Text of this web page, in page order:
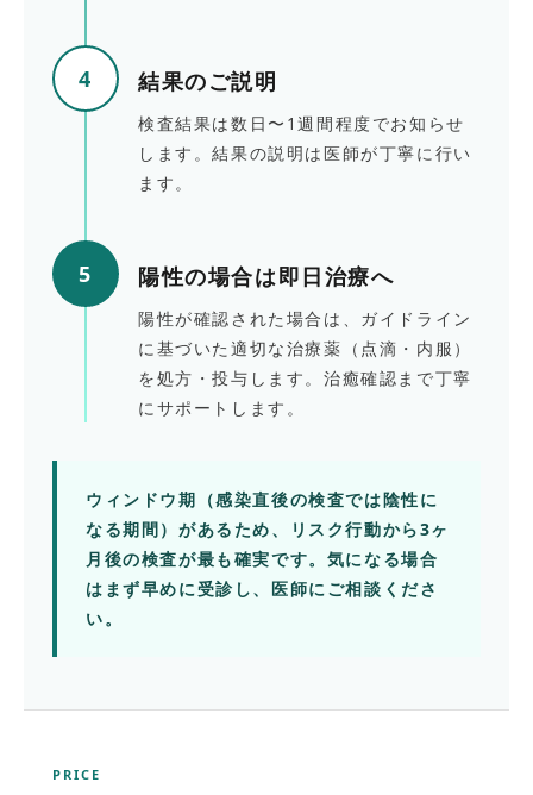
4 結果のご説明
検査結果は数日〜1週間程度でお知らせ
します。結果の説明は医師が丁寧に行い
ます。
5 陽性の場合は即日治療へ
陽性が確認された場合は、ガイドライン
に基づいた適切な治療薬（点滴・内服）
を処方・投与します。治癒確認まで丁寧
にサポートします。
ウィンドウ期（感染直後の検査では陰性に
なる期間）があるため、リスク行動から3ヶ
月後の検査が最も確実です。気になる場合
はまず早めに受診し、医師にご相談くださ
い。
PRICE